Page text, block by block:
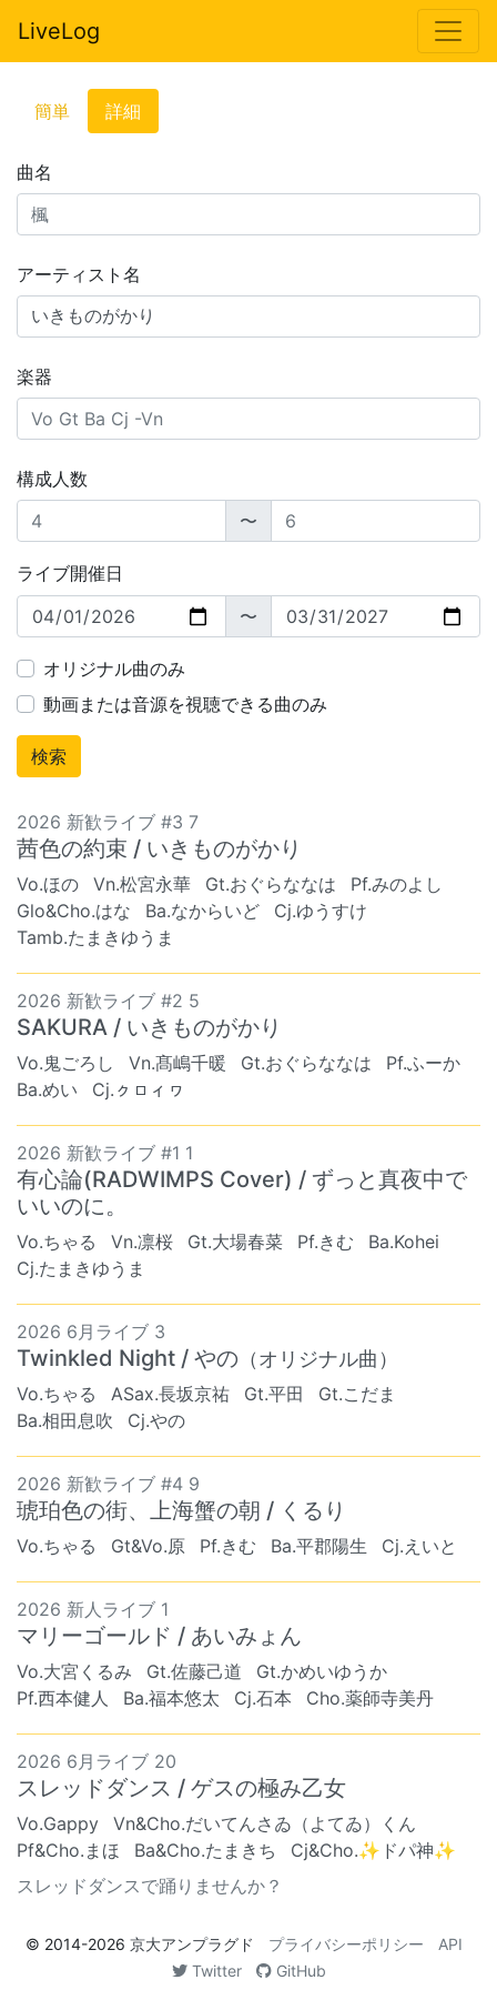
LiveLog
簡単 詳細
曲名
アーティスト名
楽器
構成人数
〜
ライブ開催日
〜
オリジナル曲のみ
動画または音源を視聴できる曲のみ
2026 新歓ライブ #3 7
茜色の約束 / いきものがかり
Vo.ほの Vn.松宮永華 Gt.おぐらななは
Pf.みのよし
Glo&Cho.はな
Ba.なからいど
Cj.ゆうすけ
Tamb.たまきゆうま
2026 新歓ライブ #2 5
SAKURA / いきものがかり
Vo.鬼ごろし Vn.髙嶋千暖 Gt.おぐらななは
Pf.ふーか
Ba.めい
Cj.ㇰㇿィヮ
2026 新歓ライブ #1 1
有心論(RADWIMPS Cover) / ずっと真夜中で
いいのに。
Vo.ちゃる Vn.凛桜 Gt.大場春菜 Pf.きむ
Ba.Kohei
Cj.たまきゆうま
2026 6月ライブ 3
Twinkled Night / やの （オリジナル曲）
Vo.ちゃる ASax.長坂京祐 Gt.平田
Gt.こだま
Ba.相田息吹
Cj.やの
2026 新歓ライブ #4 9
琥珀色の街、上海蟹の朝 / くるり
Vo.ちゃる Gt&Vo.原 Pf.きむ Ba.平郡陽生 Cj.えいと
2026 新人ライブ 1
マリーゴールド / あいみょん
Vo.大宮くるみ Gt.佐藤己道
Gt.かめいゆうか
Pf.西本健人
Ba.福本悠太 Cj.石本 Cho.薬師寺美丹
2026 6月ライブ 20
スレッドダンス / ゲスの極み乙女
Vo.Gappy
Vn&Cho.だいてんさゐ（よてゐ）くん
Pf&Cho.まほ
Ba&Cho.たまきち
Cj&Cho.✨ドパ神✨
スレッドダンスで踊りませんか？
© 2014-2026 京大アンプラグド プライバシーポリシー
API
Twitter
GitHub